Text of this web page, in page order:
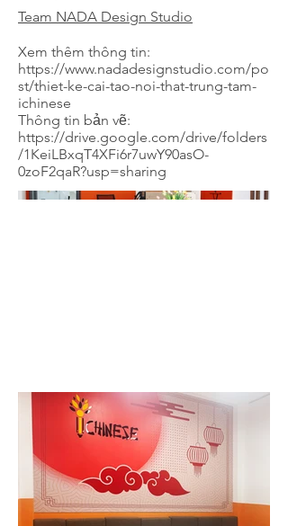
Team NADA Design Studio
Xem thêm thông tin:
https://www.nadadesignstudio.com/po
st/thiet-ke-cai-tao-noi-that-trung-tam-
ichinese
Thông tin bản vẽ:
https://drive.google.com/drive/folders
/1KeiLBxqT4XFi6r7uwY90asO-
0zoF2qaR?usp=sharing